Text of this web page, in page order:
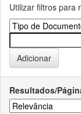
Utilizar filtros para
Resultados/